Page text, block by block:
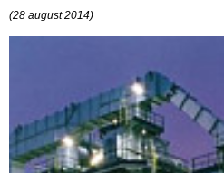
(28 august 2014)